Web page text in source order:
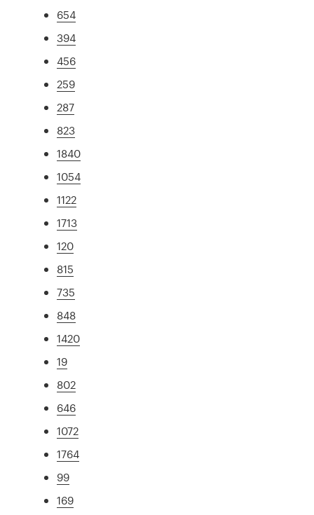
654
394
456
259
287
823
1840
1054
1122
1713
120
815
735
848
1420
19
802
646
1072
1764
99
169